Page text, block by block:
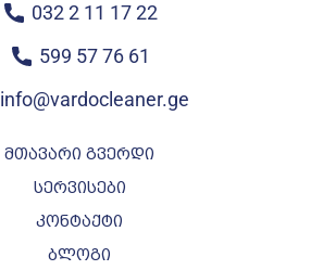
032 2 11 17 22
599 57 76 61
info@vardocleaner.ge
მთავარი გვერდი
სერვისები
კონტაქტი
ბლოგი